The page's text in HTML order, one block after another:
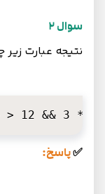
سوال 2
نتیجه عبارت
> 12 && 3 * 2
✅پاسخ: